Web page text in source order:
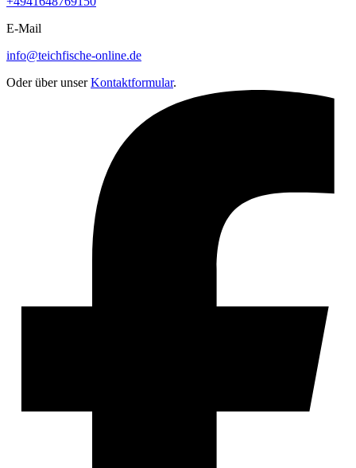
E-Mail
info@teichfische-online.de
Oder über unserKontaktformular.